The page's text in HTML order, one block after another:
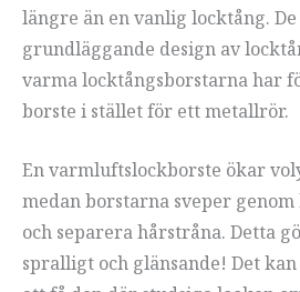
längre än en vanlig locktång.
grundläggande design av
varma locktångsborstarna har
borste i stället för ett metallrör.
En varmluftslockborste ökar
medan borstarna sveper
och separera hårstråna. Detta
spralligt och glänsande! Det